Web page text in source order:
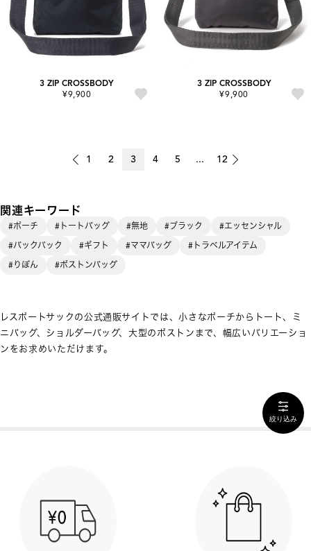
3 ZIP CROSSBODY
¥9,900
3 ZIP CROSSBODY
¥9,900
1 2 3 4 5 ... 12
関連キーワード
#ポーチ #トートバッグ #無地 #ブラック
#エッセンシャル
#バックパック
#ギフト #ママバッグ
#トラベルアイテム
#りぼん
#ボストンバッグ
レスポートサックの公式通販サイトでは、小さなポーチからトート、ミ
ニバッグ、ショルダーバッグ、大型のボストンまで、幅広いバリエーショ
ンをお求めいただけます。
絞り込み